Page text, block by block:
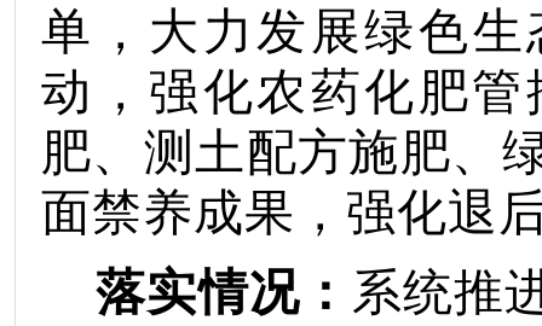
单，大力发展绿色
动，强化农药化肥
肥、测土配方施肥、
面禁养成果，强化退
落实情况： 系统推